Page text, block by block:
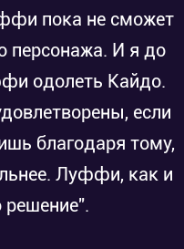
пока не сможет
персонажа. И я до
одолеть Кайдо.
если
благодаря тому,
Луффи, как и
решение".